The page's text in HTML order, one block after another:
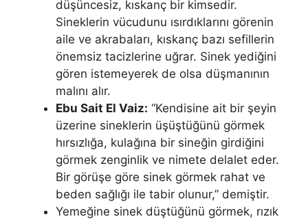
düşüncesiz, kıskanç bir kimsedir.
Sineklerin vücudunu ısırdıklarını görenin
aile ve akrabaları, kıskanç bazı sefillerin
önemsiz tacizlerine uğrar. Sinek yediğini
gören istemeyerek de olsa düşmanının
malını alır.
Ebu Sait El Vaiz: “Kendisine ait bir şeyin
üzerine sineklerin üşüştüğü­nü görmek
hırsızlığa, kulağına bir sineğin girdiğini
görmek zenginlik ve ni­mete delalet eder.
Bir görüşe göre sinek görmek rahat ve
beden sağlığı ile tabir olunur,” demiştir.
Yemeğine sinek düştüğünü görmek, rızık